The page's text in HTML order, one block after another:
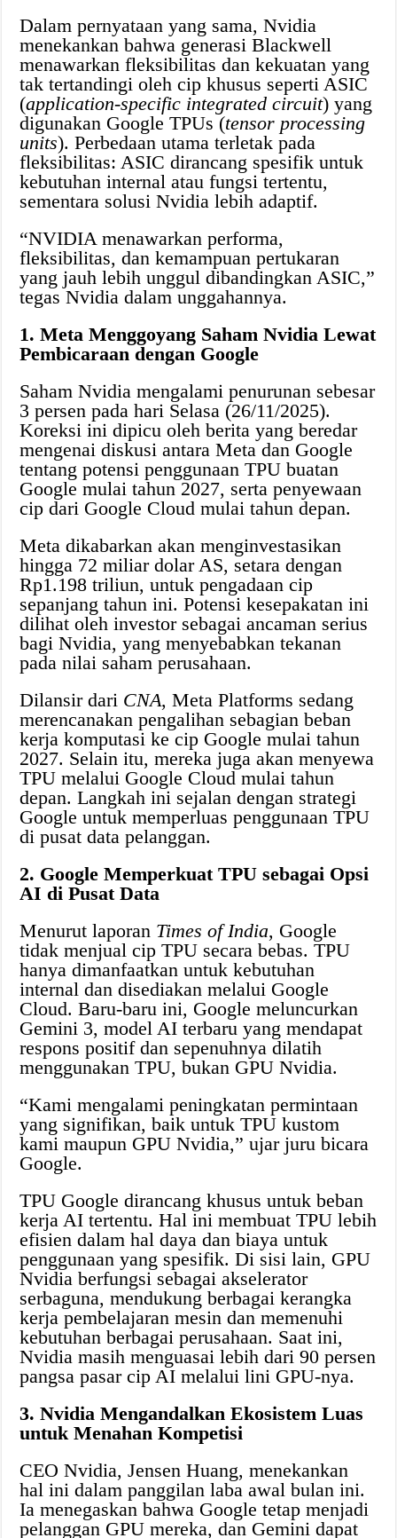
Dalam pernyataan yang sama, Nvidia
menekankan bahwa generasi Blackwell
menawarkan fleksibilitas dan kekuatan yang
tak tertandingi oleh cip khusus seperti ASIC
(application-specific integrated circuit) yang
digunakan Google TPUs (tensor processing
units). Perbedaan utama terletak pada
fleksibilitas: ASIC dirancang spesifik untuk
kebutuhan internal atau fungsi tertentu,
sementara solusi Nvidia lebih adaptif.
“NVIDIA menawarkan performa,
fleksibilitas, dan kemampuan pertukaran
yang jauh lebih unggul dibandingkan ASIC,”
tegas Nvidia dalam unggahannya.
1. Meta Menggoyang Saham Nvidia Lewat
Pembicaraan dengan Google
Saham Nvidia mengalami penurunan sebesar
3 persen pada hari Selasa (26/11/2025).
Koreksi ini dipicu oleh berita yang beredar
mengenai diskusi antara Meta dan Google
tentang potensi penggunaan TPU buatan
Google mulai tahun 2027, serta penyewaan
cip dari Google Cloud mulai tahun depan.
Meta dikabarkan akan menginvestasikan
hingga 72 miliar dolar AS, setara dengan
Rp1.198 triliun, untuk pengadaan cip
sepanjang tahun ini. Potensi kesepakatan ini
dilihat oleh investor sebagai ancaman serius
bagi Nvidia, yang menyebabkan tekanan
pada nilai saham perusahaan.
Dilansir dari CNA, Meta Platforms sedang
merencanakan pengalihan sebagian beban
kerja komputasi ke cip Google mulai tahun
2027. Selain itu, mereka juga akan menyewa
TPU melalui Google Cloud mulai tahun
depan. Langkah ini sejalan dengan strategi
Google untuk memperluas penggunaan TPU
di pusat data pelanggan.
2. Google Memperkuat TPU sebagai Opsi
AI di Pusat Data
Menurut laporan Times of India, Google
tidak menjual cip TPU secara bebas. TPU
hanya dimanfaatkan untuk kebutuhan
internal dan disediakan melalui Google
Cloud. Baru-baru ini, Google meluncurkan
Gemini 3, model AI terbaru yang mendapat
respons positif dan sepenuhnya dilatih
menggunakan TPU, bukan GPU Nvidia.
“Kami mengalami peningkatan permintaan
yang signifikan, baik untuk TPU kustom
kami maupun GPU Nvidia,” ujar juru bicara
Google.
TPU Google dirancang khusus untuk beban
kerja AI tertentu. Hal ini membuat TPU lebih
efisien dalam hal daya dan biaya untuk
penggunaan yang spesifik. Di sisi lain, GPU
Nvidia berfungsi sebagai akselerator
serbaguna, mendukung berbagai kerangka
kerja pembelajaran mesin dan memenuhi
kebutuhan berbagai perusahaan. Saat ini,
Nvidia masih menguasai lebih dari 90 persen
pangsa pasar cip AI melalui lini GPU-nya.
3. Nvidia Mengandalkan Ekosistem Luas
untuk Menahan Kompetisi
CEO Nvidia, Jensen Huang, menekankan
hal ini dalam panggilan laba awal bulan ini.
Ia menegaskan bahwa Google tetap menjadi
pelanggan GPU mereka, dan Gemini dapat